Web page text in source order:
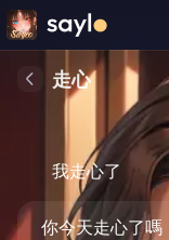
走心
我走心了
你今天走心了嗎